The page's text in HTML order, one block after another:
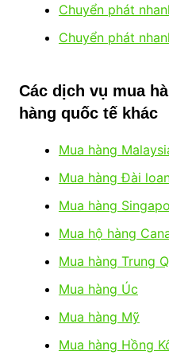
Chuyển phát
Chuyển phát
Các dịch vụ mua
hàng quốc tế khác
Mua hàng
Mua hàng Đài
Mua hàng
Mua hộ hàng
Mua hàng Trung
Mua hàng Úc
Mua hàng Mỹ
Mua hàng Hồng